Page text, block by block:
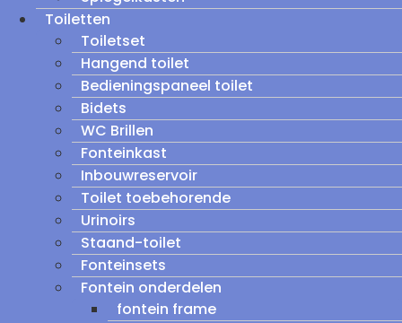
Toiletten
Toiletset
Hangend toilet
Bedieningspaneel toilet
Bidets
WC Brillen
Fonteinkast
Inbouwreservoir
Toilet toebehorende
Urinoirs
Staand-toilet
Fonteinsets
Fontein onderdelen
fontein frame